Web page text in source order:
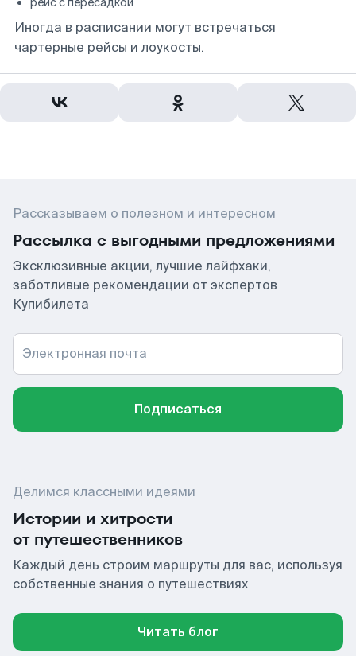
Иногда в расписании могут встречаться
чартерные рейсы и лоукосты.
Рассказываем о полезном и интересном
Рассылка с выгодными предложениями
Эксклюзивные акции, лучшие лайфхаки,
заботливые рекомендации от экспертов
Купибилета
Электронная почта
Подписаться
Делимся классными идеями
Истории и хитрости
от путешественников
Каждый день строим маршруты для вас, используя
собственные знания о путешествиях
Читать блог